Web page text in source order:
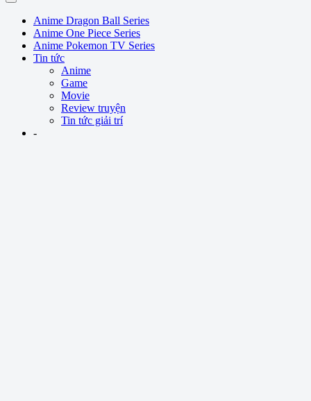
Anime Dragon Ball Series
Anime One Piece Series
Anime Pokemon TV Series
Tin tức
Anime
Game
Movie
Review truyện
Tin tức giải trí
-